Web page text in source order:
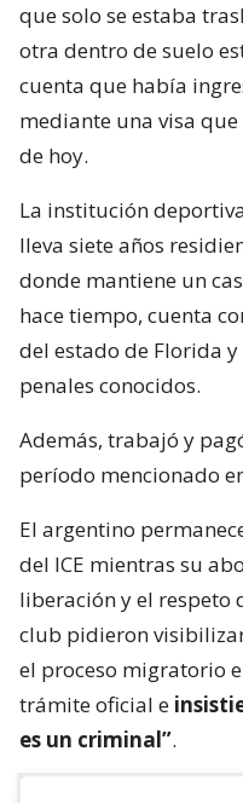
que solo se estaba
otra dentro de suelo
cuenta que había
mediante una visa
de hoy.
La institución
lleva siete años
donde mantiene un
hace tiempo, cuenta
del estado de Florida y
penales conocidos.
Además, trabajó y
período mencionado
El argentino
del ICE mientras su
liberación y el respeto
club pidieron
el proceso migratorio
trámite oficial e
es un criminal”.